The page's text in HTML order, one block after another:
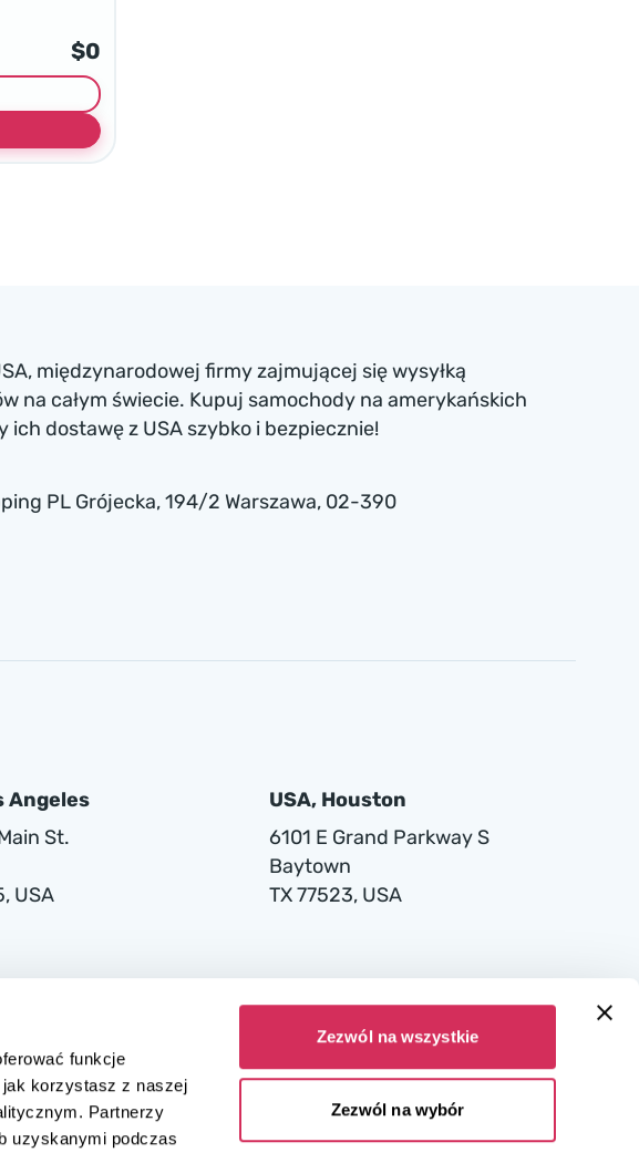
funkcje
jak korzystasz z naszej
Partnerzy
uzyskanymi podczas
Zezwól na wszystkie
Zezwól na wybór
$0
międzynarodowej firmy zajmującej się wysyłką
na całym świecie. Kupuj samochody na amerykańskich
dostawę z USA szybko i bezpiecznie!
PL Grójecka , 194/2 Warszawa, 02-390
Angeles
St.
USA
USA, Houston
6101 E Grand Parkway S
Baytown
TX 77523, USA